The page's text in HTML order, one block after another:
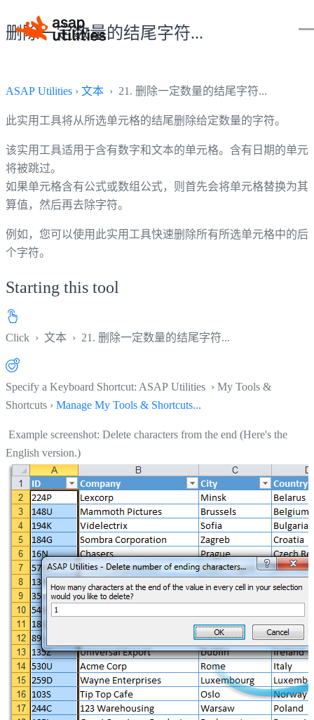
删除一定数量的结尾字符...
ASAP Utilities › 文本 › 21. 删除一定数量的结尾字符...
此实用工具将从所选单元格的结尾删除给定数量的字符。
该实用工具适用于含有数字和文本的单元格。含有日期的单元
将被跳过。
如果单元格含有公式或数组公式，则首先会将单元格替换为其
算值，然后再去除字符。
例如，您可以使用此实用工具快速删除所有所选单元格中的后
个字符。
Starting this tool
Click › 文本 › 21. 删除一定数量的结尾字符...
Specify a Keyboard Shortcut: ASAP Utilities › My Tools &
Shortcuts › Manage My Tools & Shortcuts...
Example screenshot: Delete characters from the end (Here's the
English version.)